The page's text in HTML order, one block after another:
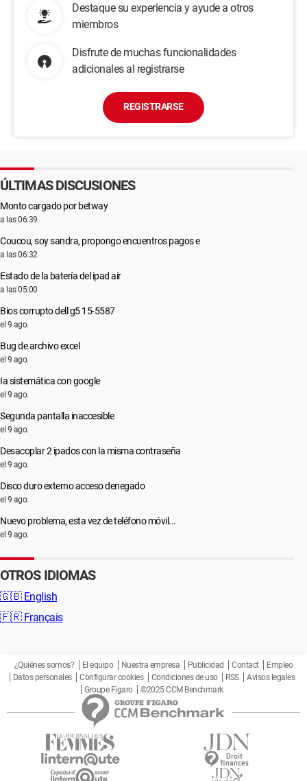
Destaque su experiencia y ayude a otros
miembros
Disfrute de muchas funcionalidades
adicionales al registrarse
REGISTRARSE
ÚLTIMAS DISCUSIONES
Monto cargado por betway
a las 06:39
Coucou, soy sandra, propongo encuentros pagos e
a las 06:32
Estado de la batería del ipad air
a las 05:00
Bios corrupto dell g5 15-5587
el 9 ago.
Bug de archivo excel
el 9 ago.
Ia sistemática con google
el 9 ago.
Segunda pantalla inaccesible
el 9 ago.
Desacoplar 2 ipados con la misma contraseña
el 9 ago.
Disco duro externo acceso denegado
el 9 ago.
Nuevo problema, esta vez de teléfono móvil...
el 9 ago.
OTROS IDIOMAS
🇬🇧 English
🇫🇷 Français
¿Quiénes somos? El equipo Nuestra empresa Publicidad Contact
Empleo
Datos personales
Configurar cookies Condiciones de uso RSS
Avisos legales
Groupe Figaro
©2025 CCM Benchmark